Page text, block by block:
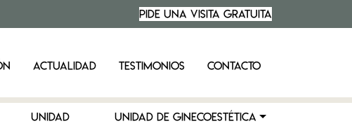
PIDE UNA VISITA GRATUITA
ACTUALIDAD TESTIMONIOS CONTACTO
UNIDAD
UNIDAD DE GINECOESTÉTICA